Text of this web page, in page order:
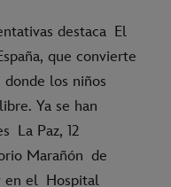
destaca El
que convierte
donde los niños
Ya se han
La Paz, 12
Marañón de
en el Hospital